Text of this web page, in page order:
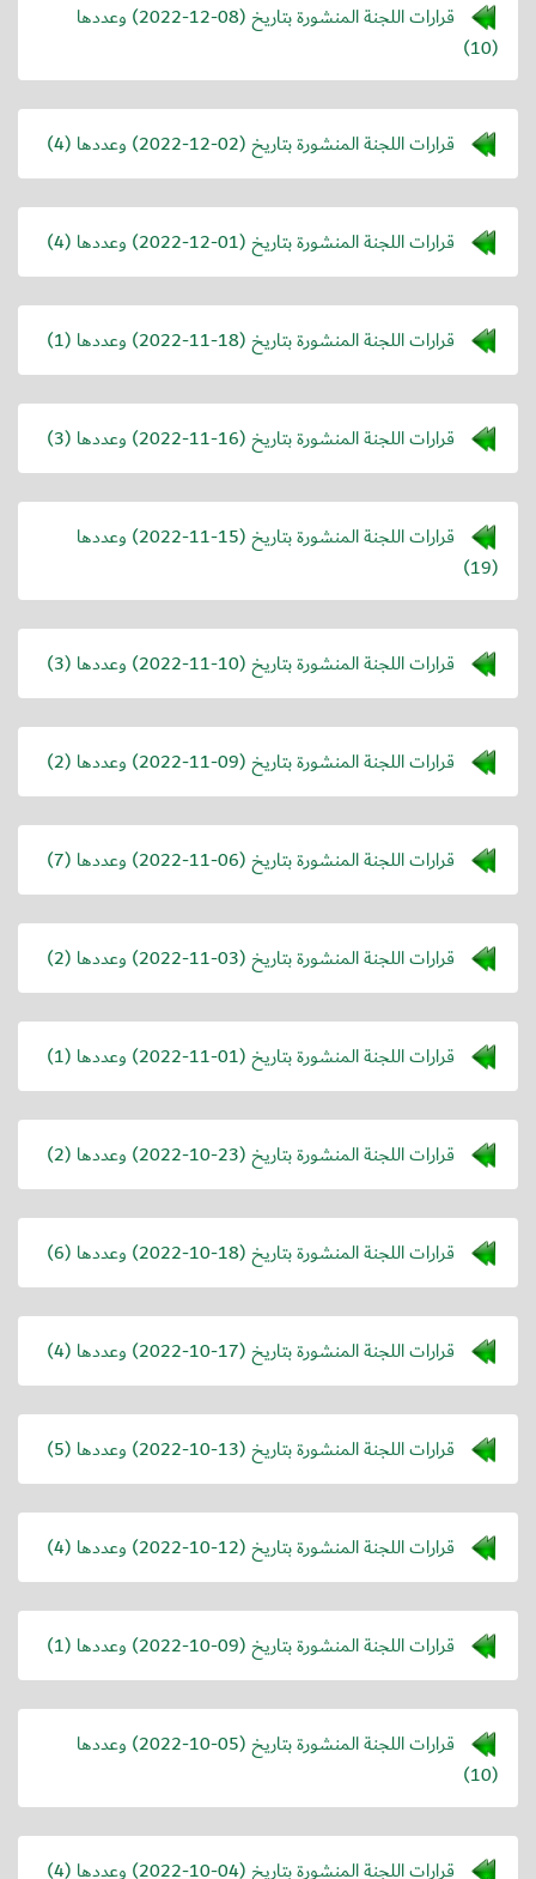
قرارات اللجنة المنشورة بتاريخ (2022-12-08) وعددها
(10)
قرارات اللجنة المنشورة بتاريخ (2022-12-02) وعددها (4)
قرارات اللجنة المنشورة بتاريخ (2022-12-01) وعددها (4)
قرارات اللجنة المنشورة بتاريخ (2022-11-18) وعددها (1)
قرارات اللجنة المنشورة بتاريخ (2022-11-16) وعددها (3)
قرارات اللجنة المنشورة بتاريخ (2022-11-15) وعددها
(19)
قرارات اللجنة المنشورة بتاريخ (2022-11-10) وعددها (3)
قرارات اللجنة المنشورة بتاريخ (2022-11-09) وعددها (2)
قرارات اللجنة المنشورة بتاريخ (2022-11-06) وعددها (7)
قرارات اللجنة المنشورة بتاريخ (2022-11-03) وعددها (2)
قرارات اللجنة المنشورة بتاريخ (2022-11-01) وعددها (1)
قرارات اللجنة المنشورة بتاريخ (2022-10-23) وعددها (2)
قرارات اللجنة المنشورة بتاريخ (2022-10-18) وعددها (6)
قرارات اللجنة المنشورة بتاريخ (2022-10-17) وعددها (4)
قرارات اللجنة المنشورة بتاريخ (2022-10-13) وعددها (5)
قرارات اللجنة المنشورة بتاريخ (2022-10-12) وعددها (4)
قرارات اللجنة المنشورة بتاريخ (2022-10-09) وعددها (1)
قرارات اللجنة المنشورة بتاريخ (2022-10-05) وعددها
(10)
قرارات اللجنة المنشورة بتاريخ (2022-10-04) وعددها (4)